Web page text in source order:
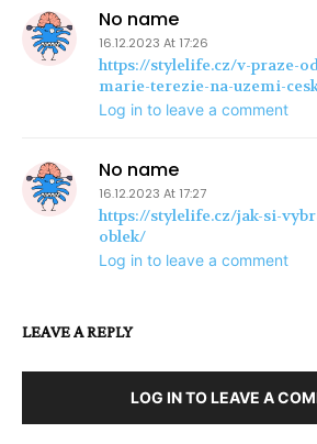
No name
16.12.2023 At 17:26
https://stylelife.cz/v-praze-
marie-terezie-na-uzemi-
Log in to leave a comment
No name
16.12.2023 At 17:27
https://stylelife.cz/jak-si-
oblek/
Log in to leave a comment
LEAVE A REPLY
LOG IN TO LEAVE A